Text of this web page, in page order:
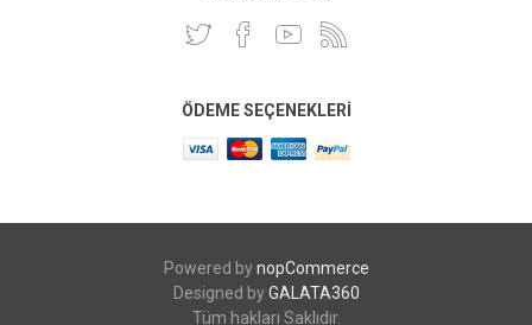
ÖDEME SEÇENEKLERI
Powered bynopCommerce
Designed byGALATA360
Tüm hakları Saklıdır.